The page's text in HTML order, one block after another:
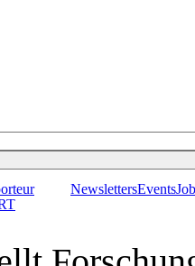
NewslettersEvents